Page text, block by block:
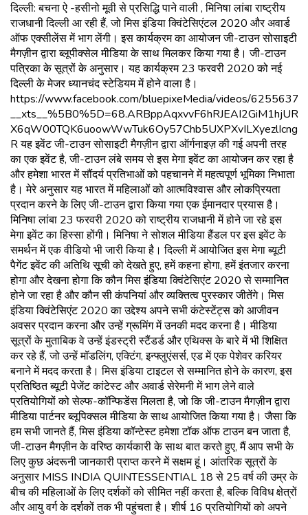
दिल्ली: बचना ऐ -हसीनो मूवी से प्रसिद्धि पाने वाली , मिनिषा लांबा राष्ट्रीय
राजधानी दिल्ली आ रही हैं, जो मिस इंडिया क्विंटेसिएंटल 2020 और अवार्ड
ऑफ एक्सीलेंस में भाग लेंगी। इस कार्यक्रम का आयोजन जी-टाउन सोसाइटी
मैगज़ीन द्वारा ब्लूपीक्सेल मीडिया के साथ मिलकर किया गया है। जी-टाउन
पत्रिका के सूत्रों के अनुसार। यह कार्यक्रम 23 फरवरी 2020 को नई
दिल्ली के मेजर ध्यानचंद स्टेडियम में होने वाला है।
https://www.facebook.com/bluepixeMedia/videos/
R यह इवेंट जी-टाउन सोसाइटी मैगज़ीन द्वारा ऑर्गनाइज़ की गई अपनी तरह
का एक इवेंट है, जी-टाउन लंबे समय से इस मेगा इवेंट का आयोजन कर रहा है
और हमेशा भारत में सौंदर्य प्रतिभाओं को पहचानने में महत्वपूर्ण भूमिका निभाता
है। मेरे अनुसार यह भारत में महिलाओं को आत्मविश्वास और लोकप्रियता
प्रदान करने के लिए जी-टाउन द्वारा किया गया एक ईमानदार प्रयास है।
मिनिषा लांबा 23 फरवरी 2020 को राष्ट्रीय राजधानी में होने जा रहे इस
मेगा इवेंट का हिस्सा होंगी। मिनिषा ने सोशल मीडिया हैंडल पर इस इवेंट के
समर्थन में एक वीडियो भी जारी किया है। दिल्ली में आयोजित इस मेगा ब्यूटी
पैगेंट इवेंट की अतिथि सूची को देखते हुए, हमें कहना होगा, हमें इंतजार करना
होगा और देखना होगा कि कौन मिस इंडिया क्विंटेसिएंट 2020 से सम्मानित
होने जा रहा है और कौन सी कंपनियां और व्यक्तित्व पुरस्कार जीतेंगे। मिस
इंडिया क्विंटेसिएंट 2020 का उद्देश्य अपने सभी कंटेस्टेंट्स को आजीवन
अवसर प्रदान करना और उन्हें ग्रूमिंग में उनकी मदद करना है। मीडिया
सूत्रों के मुताबिक वे उन्हें इंडस्ट्री स्टैंडर्ड और एथिक्स के बारे में भी शिक्षित
कर रहे हैं, जो उन्हें मॉडलिंग, एक्टिंग, इन्फ्लुएंसर्स, एड में एक पेशेवर करियर
बनाने में मदद करता है। मिस इंडिया टाइटल से सम्मानित होने के कारण, इस
प्रतिष्ठित ब्यूटी पेजेंट कांटेस्ट और अवार्ड सेरेमनी में भाग लेने वाले
प्रतियोगियों को सेल्फ-कॉन्फिडेंस मिलता है, जो कि जी-टाउन मैगज़ीन द्वारा
मीडिया पार्टनर ब्लूपिक्सल मीडिया के साथ आयोजित किया गया है। जैसा कि
हम सभी जानते हैं, मिस इंडिया कॉन्टेस्ट हमेशा टॉक ऑफ टाउन बन जाता है,
जी-टाउन मैगज़ीन के वरिष्ठ कार्यकारी के साथ बात करते हुए, मैं आप सभी के
लिए कुछ अंदरूनी जानकारी प्राप्त करने में सक्षम हूं। आंतरिक सूत्रों के
अनुसार MISS INDIA QUINTESSENTIAL 18 से 25 वर्ष की उम्र के
बीच की महिलाओं के लिए दर्शकों को सीमित नहीं करता है, बल्कि विविध क्षेत्रों
और आयु वर्ग के दर्शकों तक भी पहुंचता है। शीर्ष 16 प्रतियोगियों को अपने